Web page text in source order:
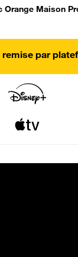
Orange Maison
par